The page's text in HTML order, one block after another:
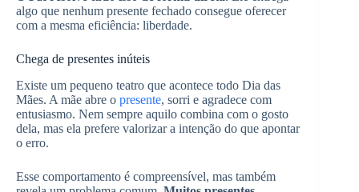
algo que nenhum presente fechado consegue oferecer
com a mesma eficiência: liberdade.
Chega de presentes inúteis
Existe um pequeno teatro que acontece todo Dia das
Mães. A mãe abre o presente, sorri e agradece com
entusiasmo. Nem sempre aquilo combina com o gosto
dela, mas ela prefere valorizar a intenção do que apontar
o erro.
Esse comportamento é compreensível, mas também